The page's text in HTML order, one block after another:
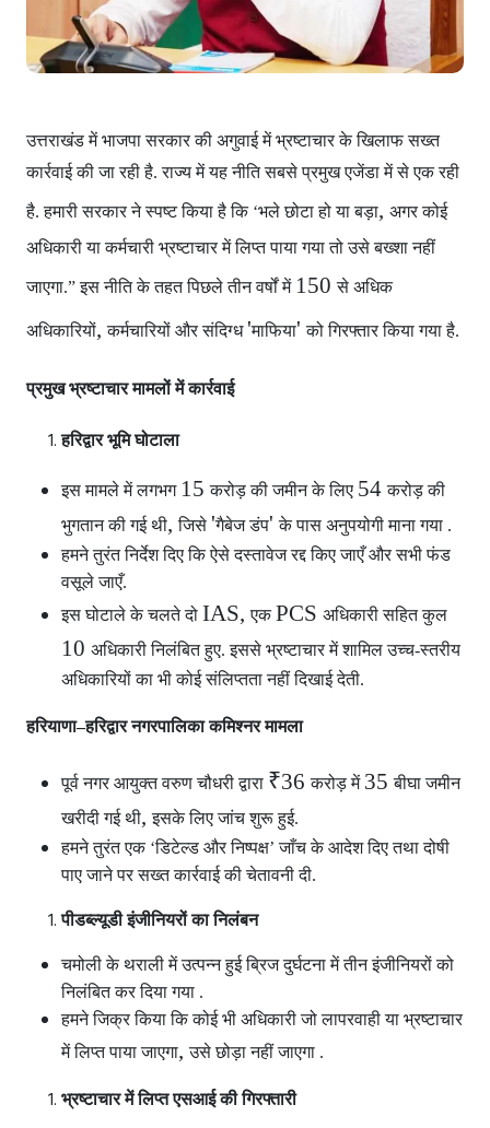
उत्तराखंड में भाजपा सरकार की अगुवाई में भ्रष्टाचार के खिलाफ सख्त
कार्रवाई की जा रही है. राज्य में यह नीति सबसे प्रमुख एजेंडा में से एक रही
है. हमारी सरकार ने स्पष्ट किया है कि ‘भले छोटा हो या बड़ा, अगर कोई
अधिकारी या कर्मचारी भ्रष्टाचार में लिप्त पाया गया तो उसे बख्शा नहीं
जाएगा.” इस नीति के तहत पिछले तीन वर्षों में 150से अधिक
अधिकारियों,कर्मचारियों और संदिग्ध 'माफिया'को गिरफ्तार किया गया है.
प्रमुख भ्रष्टाचार मामलों में कार्रवाई
हरिद्वार भूमि घोटाला
इस मामले में लगभग 15करोड़ की जमीन के लिए 54करोड़ की
भुगतान की गई थी,जिसे 'गैबेज डंप'के पास अनुपयोगी माना गया .
हमने तुरंत निर्देश दिए कि ऐसे दस्तावेज रद्द किए जाएँ और सभी फंड
वसूले जाएँ.
इस घोटाले के चलते दो IAS,एकPCS अधिकारी सहित कुल
10 अधिकारी निलंबित हुए. इससे भ्रष्टाचार में शामिल उच्च-स्तरीय
अधिकारियों का भी कोई संलिप्तता नहीं दिखाई देती.
हरियाणा–हरिद्वार नगरपालिका कमिश्नर मामला
पूर्व नगर आयुक्त वरुण चौधरी द्वारा ₹36करोड़ में 35बीघा जमीन
खरीदी गई थी,इसके लिए जांच शुरू हुई.
हमने तुरंत एक ‘डिटेल्ड और निष्पक्ष’ जाँच के आदेश दिए तथा दोषी
पाए जाने पर सख्त कार्रवाई की चेतावनी दी.
पीडब्ल्यूडी इंजीनियरों का निलंबन
चमोली के थराली में उत्पन्न हुई ब्रिज दुर्घटना में तीन इंजीनियरों को
निलंबित कर दिया गया .
हमने जिक्र किया कि कोई भी अधिकारी जो लापरवाही या भ्रष्टाचार
में लिप्त पाया जाएगा,उसे छोड़ा नहीं जाएगा .
भ्रष्टाचार में लिप्त एसआई की गिरफ्तारी